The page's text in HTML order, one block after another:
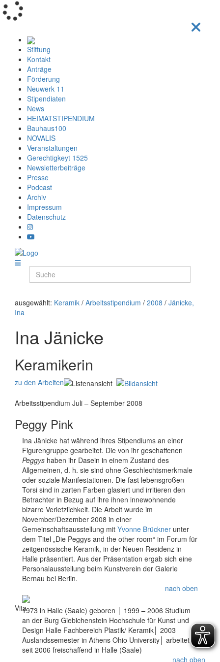
Stiftung
Kontakt
Anträge
Förderung
Neuwerk 11
Stipendiaten
News
HEIMATSTIPENDIUM
Bauhaus100
NOVALIS
Veranstaltungen
Gerechtigkeyt 1525
Newsletterbeiträge
Presse
Podcast
Archiv
Impressum
Datenschutz
ausgewählt: Keramik / Arbeitsstipendium / 2008 / Jänicke,
Ina
Ina Jänicke
Keramikerin
zu den Arbeiten
Arbeitsstipendium Juli – September 2008
Peggy Pink
Ina Jänicke hat während ihres Stipendiums an einer
Figurengruppe gearbeitet. Die von ihr geschaffenen
Peggys haben ihr Dasein in einem Zustand des
Allgemeinen, d. h. sie sind ohne Geschlechtsmerkmale
oder soziale Manifestationen. Die fast lebensgroßen
Torsi sind in zarten Farben glasiert und irritieren den
Betrachter in Bezug auf ihre ihnen innewohnende
bizarre Verletzlichkeit. Die Arbeit wurde im
November/Dezember 2008 in einer
Gemeinschaftsausstellung mit Yvonne Brückner unter
dem Titel „Die Peggys and the other room“ im Forum für
zeitgenössische Keramik, in der Neuen Residenz in
Halle präsentiert. Aus der Präsentation ergab sich eine
Personalausstellung beim Kunstverein der Galerie
Bernau bei Berlin.
nach oben
Vita1973 in Halle (Saale) geboren │ 1999 – 2006 Studium
an der Burg Giebichenstein Hochschule für Kunst und
Design Halle Fachbereich Plastik/ Keramik│ 2003
Auslandssemester in Athens Ohio University│ arbeitet
seit 2006 freischaffend in Halle (Saale)
nach oben